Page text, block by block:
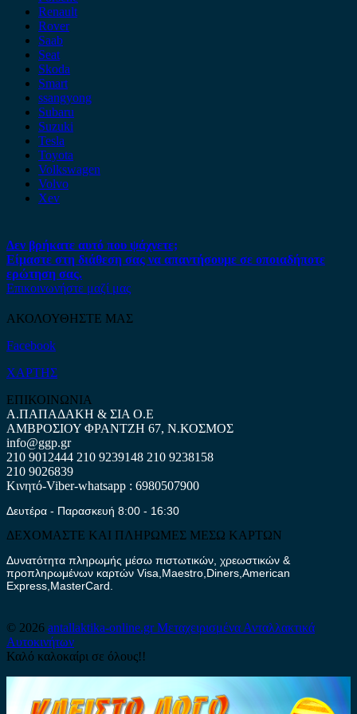
Renault
Rover
Saab
Seat
Skoda
Smart
ssangyong
Subaru
Suzuki
Tesla
Toyota
Volkswagen
Volvo
Xev
Δεν βρήκατε αυτό που ψάχνετε;
Είμαστε στη διάθεση σας να απαντήσουμε σε οποιαδήποτε
ερώτηση σας.
Επικοινωνήστε μαζί μας
ΑΚΟΛΟΥΘΗΣΤΕ ΜΑΣ
Facebook
ΧΑΡΤΗΣ
ΕΠΙΚΟΙΝΩΝΙΑ
Α.ΠΑΠΑΔΑΚΗ & ΣΙΑ Ο.Ε
ΑΜΒΡΟΣΙΟΥ ΦΡΑΝΤΖΗ 67, Ν.ΚΟΣΜΟΣ
info@ggp.gr
210 9012444 210 9239148 210 9238158
210 9026839
Κινητό-Viber-whatsapp : 6980507900
Δευτέρα - Παρασκευή 8:00 - 16:30
ΔΕΧΟΜΑΣΤΕ ΚΑΙ ΠΛΗΡΩΜΕΣ ΜΕΣΩ ΚΑΡΤΩΝ
Δυνατότητα πληρωμής μέσω πιστωτικών, χρεωστικών &
προπληρωμένων καρτών Visa,Maestro,Diners,American
Express,MasterCard.
© 2026 antallaktika-online.grΜεταχειρισμένα Ανταλλακτικά
Αυτοκινήτων
Καλό καλοκαίρι σε όλους!!